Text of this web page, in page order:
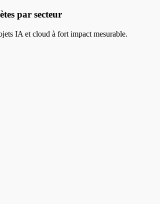
par secteur
IA et cloud à fort impact mesurable.